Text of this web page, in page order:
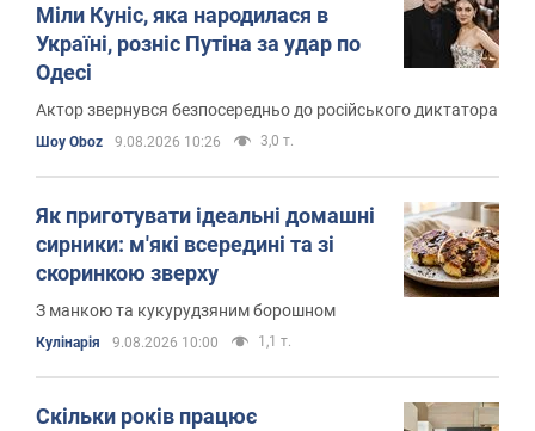
Міли Куніс, яка народилася в
Україні, розніс Путіна за удар по
Одесі
Актор звернувся безпосередньо до російського диктатора
Шоу Oboz 9.08.2026 10:26 3,0 т.
Як приготувати ідеальні домашні
сирники: м'які всередині та зі
скоринкою зверху
З манкою та кукурудзяним борошном
Кулінарія 9.08.2026 10:00 1,1 т.
Скільки років працює